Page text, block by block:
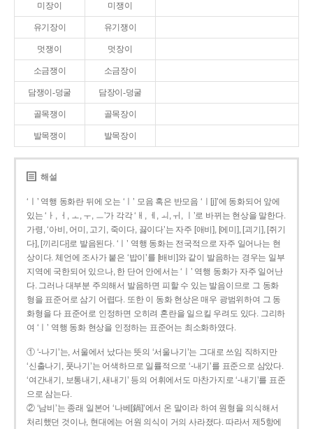
미장이 미쟁이
유기장이 유기쟁이
멋쟁이 멋장이
소금쟁이 소금장이
담쟁이-덩굴 담장이-덩굴
골목쟁이 골목장이
발목쟁이 발목장이
해설
‘ㅣ’ 역행 동화란 뒤에 오는 ‘ㅣ’ 모음 혹은 반모음 ‘ㅣ[j]’에 동화되어 앞에
있는 ‘ㅏ, ㅓ, ㅗ, ㅜ, ㅡ’가 각각 ‘ㅐ, ㅔ, ㅚ, ㅟ, ㅣ’로 바뀌는 현상을 말한다.
가령, ‘아비, 어미, 고기, 죽이다, 끓이다’는 자주 [애비], [에미], [괴기], [쥐기
다], [끼리다]로 발음된다. ‘ㅣ’ 역행 동화는 전국적으로 자주 일어나는 현
상이다. 체언에 조사가 붙은 ‘밥이’를 [배비]와 같이 발음하는 경우는 일부
지역에 국한되어 있으나, 한 단어 안에서는 ‘ㅣ’ 역행 동화가 자주 일어난
다. 그러나 대부분 주의해서 발음하면 피할 수 있는 발음이므로 그 동화
형을 표준어로 삼기 어렵다. 또한 이 동화 현상은 매우 광범위하여 그 동
화형을 다 표준어로 인정하면 오히려 혼란을 일으킬 우려도 있다. 그리하
여 ‘ㅣ’ 역행 동화 현상을 인정하는 표준어는 최소화하였다.
① ‘-나기’는, 서울에서 났다는 뜻의 ‘서울나기’는 그대로 쓰임 직하지만
‘신출나기, 풋나기’는 어색하므로 일률적으로 ‘-내기’를 표준으로 삼았다.
‘여간내기, 보통내기, 새내기’ 등의 어휘에서도 마찬가지로 ‘-내기’를 표준
으로 삼는다.
② ‘남비’는 종래 일본어 ‘나베[鍋]’에서 온 말이라 하여 원형을 의식해서
처리했던 것이나, 현대에는 어원 의식이 거의 사라졌다. 따라서 제5항에